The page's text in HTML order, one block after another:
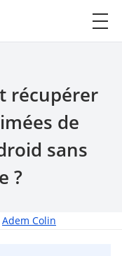
récupérer
de
sans
?
Adem Colin